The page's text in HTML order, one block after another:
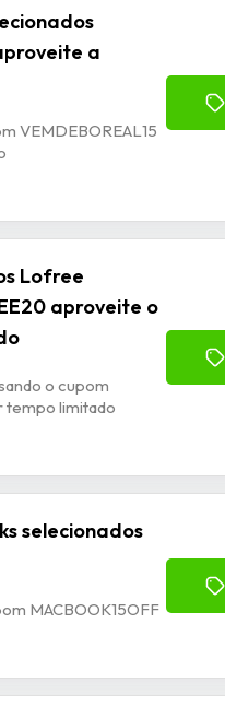
a
VEMDEBOREAL15
Lofree
aproveite o
o cupom
tempo limitado
selecionados
MACBOOK15OFF